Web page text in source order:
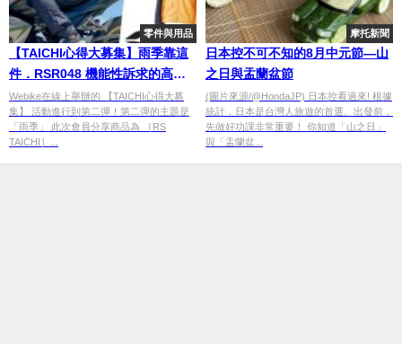
零件與用品
【TAICHI心得大募集】雨季靠這
件．RSR048 機能性訴求的高階
雨衣開箱！
Webike在線上舉辦的 【TAICHI心得大募
集】 活動進行到第二彈！第二彈的主題是
「雨季」 此次會員分享商品為 ［RS
TAICHI］...
摩托新聞
日本控不可不知的8月中元節—山
之日與盂蘭盆節
(圖片來源/@HondaJP) 日本控看過來! 根據
統計，日本是台灣人旅遊的首選。出發前，
先做好功課非常重要！ 你知道「山之日」
與「盂蘭盆...